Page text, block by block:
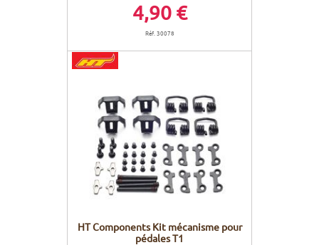
4,90 €
Réf. 30078
HT Components Kit mécanisme pour
pédales T1